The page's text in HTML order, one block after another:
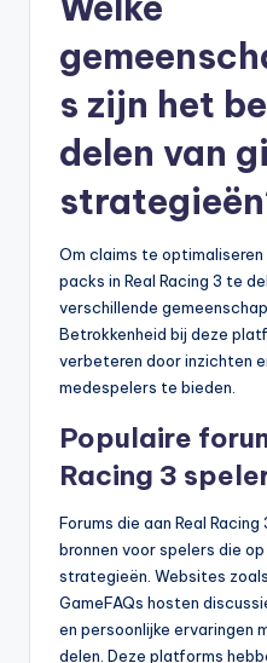
s zijn het
delen van
Om claims te
packs in Real Racing 3 te
verschillende
Betrokkenheid bij deze
verbeteren door inzichten
medespelers te bieden.
Populaire
Racing 3
Forums die aan Real
bronnen voor spelers die
strategieën. Websites
GameFAQs hosten
en persoonlijke
delen. Deze platforms